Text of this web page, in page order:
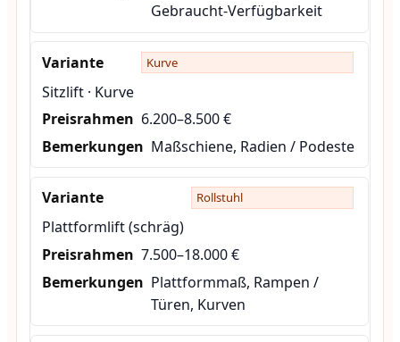
Gebraucht-Verfügbarkeit
Kurve
Sitzlift · Kurve
6.200–8.500 €
Maßschiene, Radien / Podeste
Rollstuhl
Plattformlift (schräg)
7.500–18.000 €
Plattformmaß, Rampen /
Türen, Kurven